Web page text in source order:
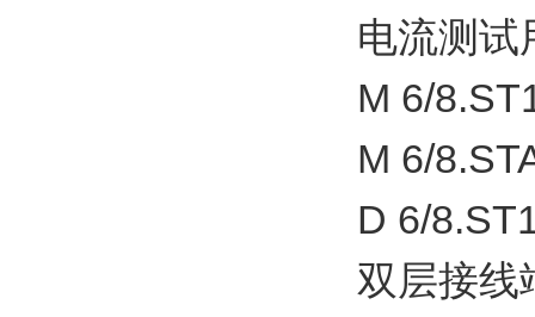
电流测试
M 6/
M 6/
D 6/
双层接线